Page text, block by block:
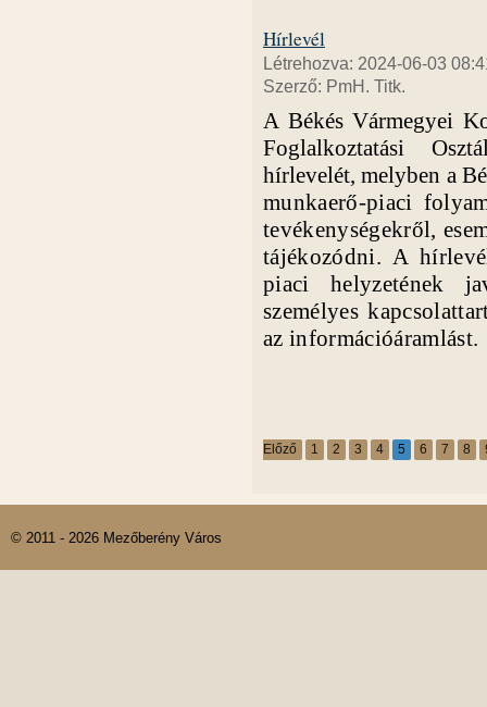
Hírlevél
Létrehozva: 2024-06-03
Szerző: PmH. Titk.
A Békés Vármegyei
Foglalkoztatási
hírlevelét, melyben a
munkaerő-piaci
tevékenységekről,
tájékozódni. A
piaci helyzetének
személyes
az információáramlást.
Előző 1 2 3 4 5 6 7 8
© 2011 - 2026 Mezőberény Város